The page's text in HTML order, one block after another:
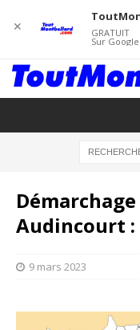
Audincourt :
9 mars 2023
✕ GRATUIT
Sur